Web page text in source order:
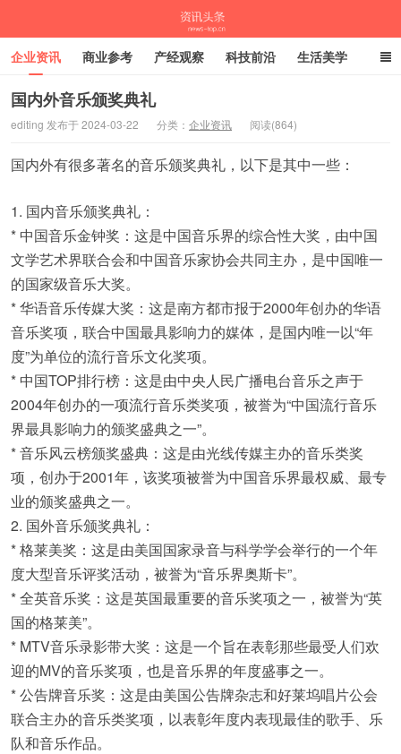
企业资讯 商业参考 产经观察 科技前沿 生活美学
时尚潮流 母婴亲子
国内外音乐颁奖典礼
editing 发布于 2024-03-22 分类： 企业资讯 阅读(864)
国内外有很多著名的音乐颁奖典礼，以下是其中一些：
1. 国内音乐颁奖典礼：
* 中国音乐金钟奖：这是中国音乐界的综合性大奖，由中国
文学艺术界联合会和中国音乐家协会共同主办，是中国唯一
的国家级音乐大奖。
* 华语音乐传媒大奖：这是南方都市报于2000年创办的华语
音乐奖项，联合中国最具影响力的媒体，是国内唯一以“年
度”为单位的流行音乐文化奖项。
* 中国TOP排行榜：这是由中央人民广播电台音乐之声于
2004年创办的一项流行音乐类奖项，被誉为“中国流行音乐
界最具影响力的颁奖盛典之一”。
* 音乐风云榜颁奖盛典：这是由光线传媒主办的音乐类奖
项，创办于2001年，该奖项被誉为中国音乐界最权威、最专
业的颁奖盛典之一。
2. 国外音乐颁奖典礼：
* 格莱美奖：这是由美国国家录音与科学学会举行的一个年
度大型音乐评奖活动，被誉为“音乐界奥斯卡”。
* 全英音乐奖：这是英国最重要的音乐奖项之一，被誉为“英
国的格莱美”。
* MTV音乐录影带大奖：这是一个旨在表彰那些最受人们欢
迎的MV的音乐奖项，也是音乐界的年度盛事之一。
* 公告牌音乐奖：这是由美国公告牌杂志和好莱坞唱片公会
联合主办的音乐类奖项，以表彰年度内表现最佳的歌手、乐
队和音乐作品。